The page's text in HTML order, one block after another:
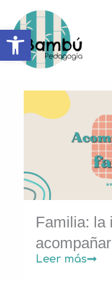
Abrir barra de herramientas
contenido
Familia: la
Leer más